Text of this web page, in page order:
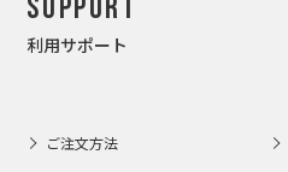
Support
利用サポート
ご注文方法